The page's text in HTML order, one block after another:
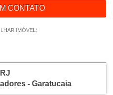
CONTATO
IMÓVEL:
RJ
- Garatucaia